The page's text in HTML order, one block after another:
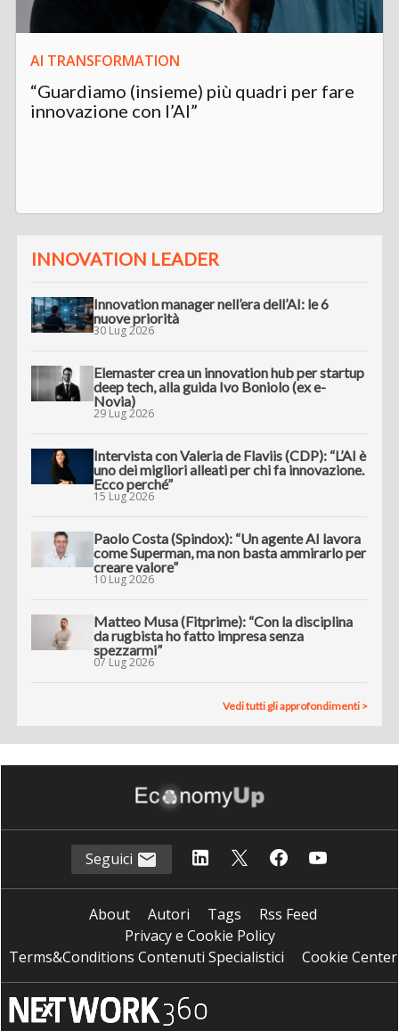
AI TRANSFORMATION
“Guardiamo (insieme) più quadri per fare
innovazione con l’AI”
INNOVATION LEADER
Innovation manager nell’era dell’AI: le 6
nuove priorità
30 Lug 2026
Elemaster crea un innovation hub per startup
deep tech, alla guida Ivo Boniolo (ex e-
Novia)
29 Lug 2026
Intervista con Valeria de Flaviis (CDP): “L’AI è
uno dei migliori alleati per chi fa innovazione.
Ecco perché”
15 Lug 2026
Paolo Costa (Spindox): “Un agente AI lavora
come Superman, ma non basta ammirarlo per
creare valore”
10 Lug 2026
Matteo Musa (Fitprime): “Con la disciplina
da rugbista ho fatto impresa senza
spezzarmi”
07 Lug 2026
Vedi tutti gli approfondimenti >
Seguici
About Autori Tags
Rss Feed
Privacy e Cookie Policy
Terms&Conditions Contenuti Specialistici
Cookie Center